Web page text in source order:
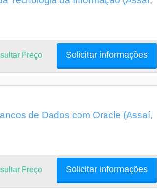
Solicitar informações
Preço
de Dados com Oracle (Assaí,
Solicitar informações
Preço